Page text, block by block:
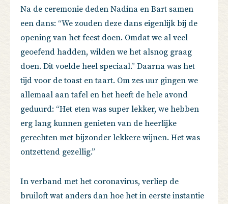
Na de ceremonie deden Nadina en Bart samen
een dans: “We zouden deze dans eigenlijk bij de
opening van het feest doen. Omdat we al veel
geoefend hadden, wilden we het alsnog graag
doen. Dit voelde heel speciaal.” Daarna was het
tijd voor de toast en taart. Om zes uur gingen we
allemaal aan tafel en het heeft de hele avond
geduurd: “Het eten was super lekker, we hebben
erg lang kunnen genieten van de heerlijke
gerechten met bijzonder lekkere wijnen. Het was
ontzettend gezellig.”
In verband met het coronavirus, verliep de
bruiloft wat anders dan hoe het in eerste instantie